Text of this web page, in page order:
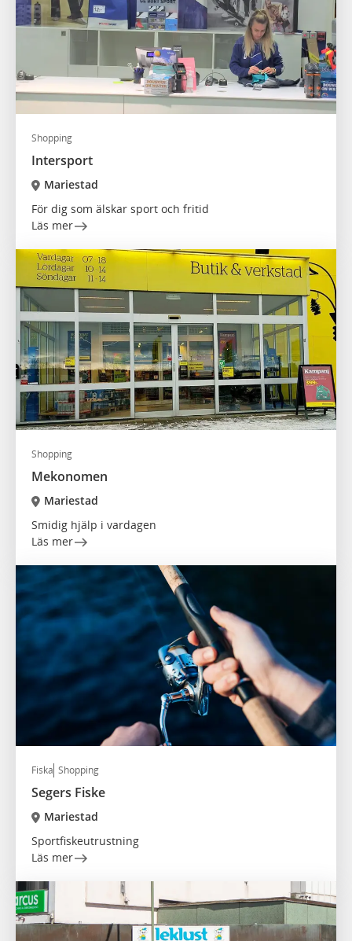
Shopping
Intersport
Mariestad
För dig som älskar sport och fritid
Läs mer
Shopping
Mekonomen
Mariestad
Smidig hjälp i vardagen
Läs mer
Fiska Shopping
Segers Fiske
Mariestad
Sportfiskeutrustning
Läs mer